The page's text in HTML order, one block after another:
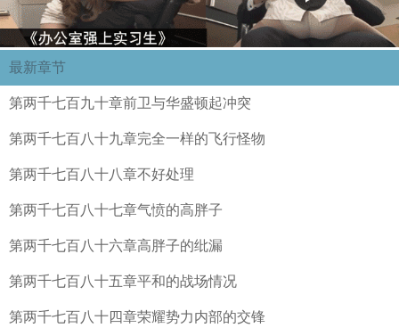
最新章节
第两千七百九十章前卫与华盛顿起冲突
第两千七百八十九章完全一样的飞行怪物
第两千七百八十八章不好处理
第两千七百八十七章气愤的高胖子
第两千七百八十六章高胖子的纰漏
第两千七百八十五章平和的战场情况
第两千七百八十四章荣耀势力内部的交锋